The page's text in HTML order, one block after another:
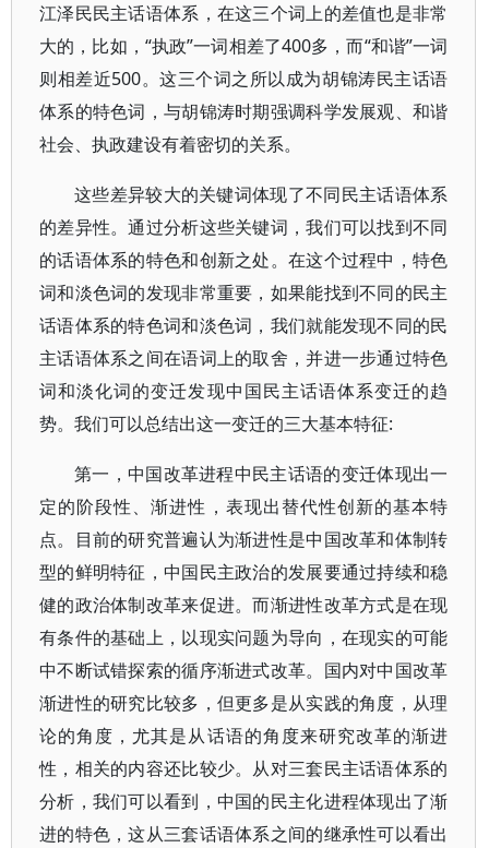
江泽民民主话语体系，在这三个词上的差值也是非常
大的，比如，“执政”一词相差了400多，而“和谐”一词
则相差近500。这三个词之所以成为胡锦涛民主话语
体系的特色词，与胡锦涛时期强调科学发展观、和谐
社会、执政建设有着密切的关系。
这些差异较大的关键词体现了不同民主话语体系
的差异性。通过分析这些关键词，我们可以找到不同
的话语体系的特色和创新之处。在这个过程中，特色
词和淡色词的发现非常重要，如果能找到不同的民主
话语体系的特色词和淡色词，我们就能发现不同的民
主话语体系之间在语词上的取舍，并进一步通过特色
词和淡化词的变迁发现中国民主话语体系变迁的趋
势。我们可以总结出这一变迁的三大基本特征:
第一，中国改革进程中民主话语的变迁体现出一
定的阶段性、渐进性，表现出替代性创新的基本特
点。目前的研究普遍认为渐进性是中国改革和体制转
型的鲜明特征，中国民主政治的发展要通过持续和稳
健的政治体制改革来促进。而渐进性改革方式是在现
有条件的基础上，以现实问题为导向，在现实的可能
中不断试错探索的循序渐进式改革。国内对中国改革
渐进性的研究比较多，但更多是从实践的角度，从理
论的角度，尤其是从话语的角度来研究改革的渐进
性，相关的内容还比较少。从对三套民主话语体系的
分析，我们可以看到，中国的民主化进程体现出了渐
进的特色，这从三套话语体系之间的继承性可以看出